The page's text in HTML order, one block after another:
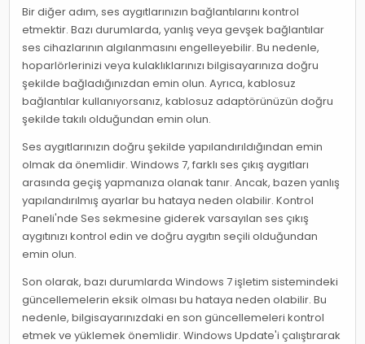
Bir diğer adım, ses aygıtlarınızın bağlantılarını kontrol
etmektir. Bazı durumlarda, yanlış veya gevşek bağlantılar
ses cihazlarının algılanmasını engelleyebilir. Bu nedenle,
hoparlörlerinizi veya kulaklıklarınızı bilgisayarınıza doğru
şekilde bağladığınızdan emin olun. Ayrıca, kablosuz
bağlantılar kullanıyorsanız, kablosuz adaptörünüzün doğru
şekilde takılı olduğundan emin olun.
Ses aygıtlarınızın doğru şekilde yapılandırıldığından emin
olmak da önemlidir. Windows 7, farklı ses çıkış aygıtları
arasında geçiş yapmanıza olanak tanır. Ancak, bazen yanlış
yapılandırılmış ayarlar bu hataya neden olabilir. Kontrol
Paneli'nde Ses sekmesine giderek varsayılan ses çıkış
aygıtınızı kontrol edin ve doğru aygıtın seçili olduğundan
emin olun.
Son olarak, bazı durumlarda Windows 7 işletim sistemindeki
güncellemelerin eksik olması bu hataya neden olabilir. Bu
nedenle, bilgisayarınızdaki en son güncellemeleri kontrol
etmek ve yüklemek önemlidir. Windows Update'i çalıştırarak